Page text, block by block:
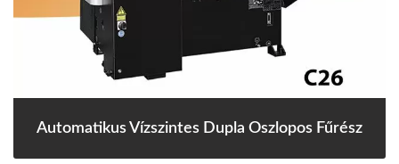
Automatikus Vízszintes Dupla Oszlopos Fűrész